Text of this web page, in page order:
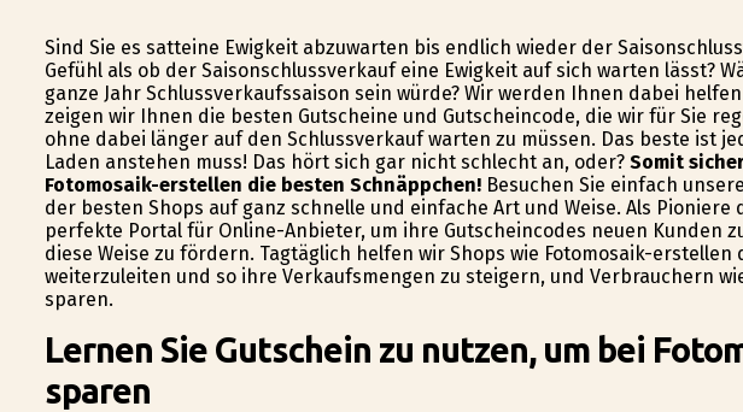
Sind Sie es satteine Ewigkeit abzuwarten bis endlich wieder der
Gefühl als ob der Saisonschlussverkauf eine Ewigkeit auf sich warten lässt?
ganze Jahr Schlussverkaufssaison sein würde? Wir werden Ihnen dabei
zeigen wir Ihnen die besten Gutscheine und Gutscheincode, die wir für Sie
ohne dabei länger auf den Schlussverkauf warten zu müssen. Das beste ist
Laden anstehen muss! Das hört sich gar nicht schlecht an, oder? Somit
Fotomosaik-erstellen die besten Schnäppchen!Besuchen Sie einfach
der besten Shops auf ganz schnelle und einfache Art und Weise. Als Pioniere
perfekte Portal für Online-Anbieter, um ihre Gutscheincodes neuen Kunden
diese Weise zu fördern. Tagtäglich helfen wir Shops wie Fotomosaik-
weiterzuleiten und so ihre Verkaufsmengen zu steigern, und Verbrauchern
sparen.
Lernen Sie Gutschein zu nutzen, um bei
sparen